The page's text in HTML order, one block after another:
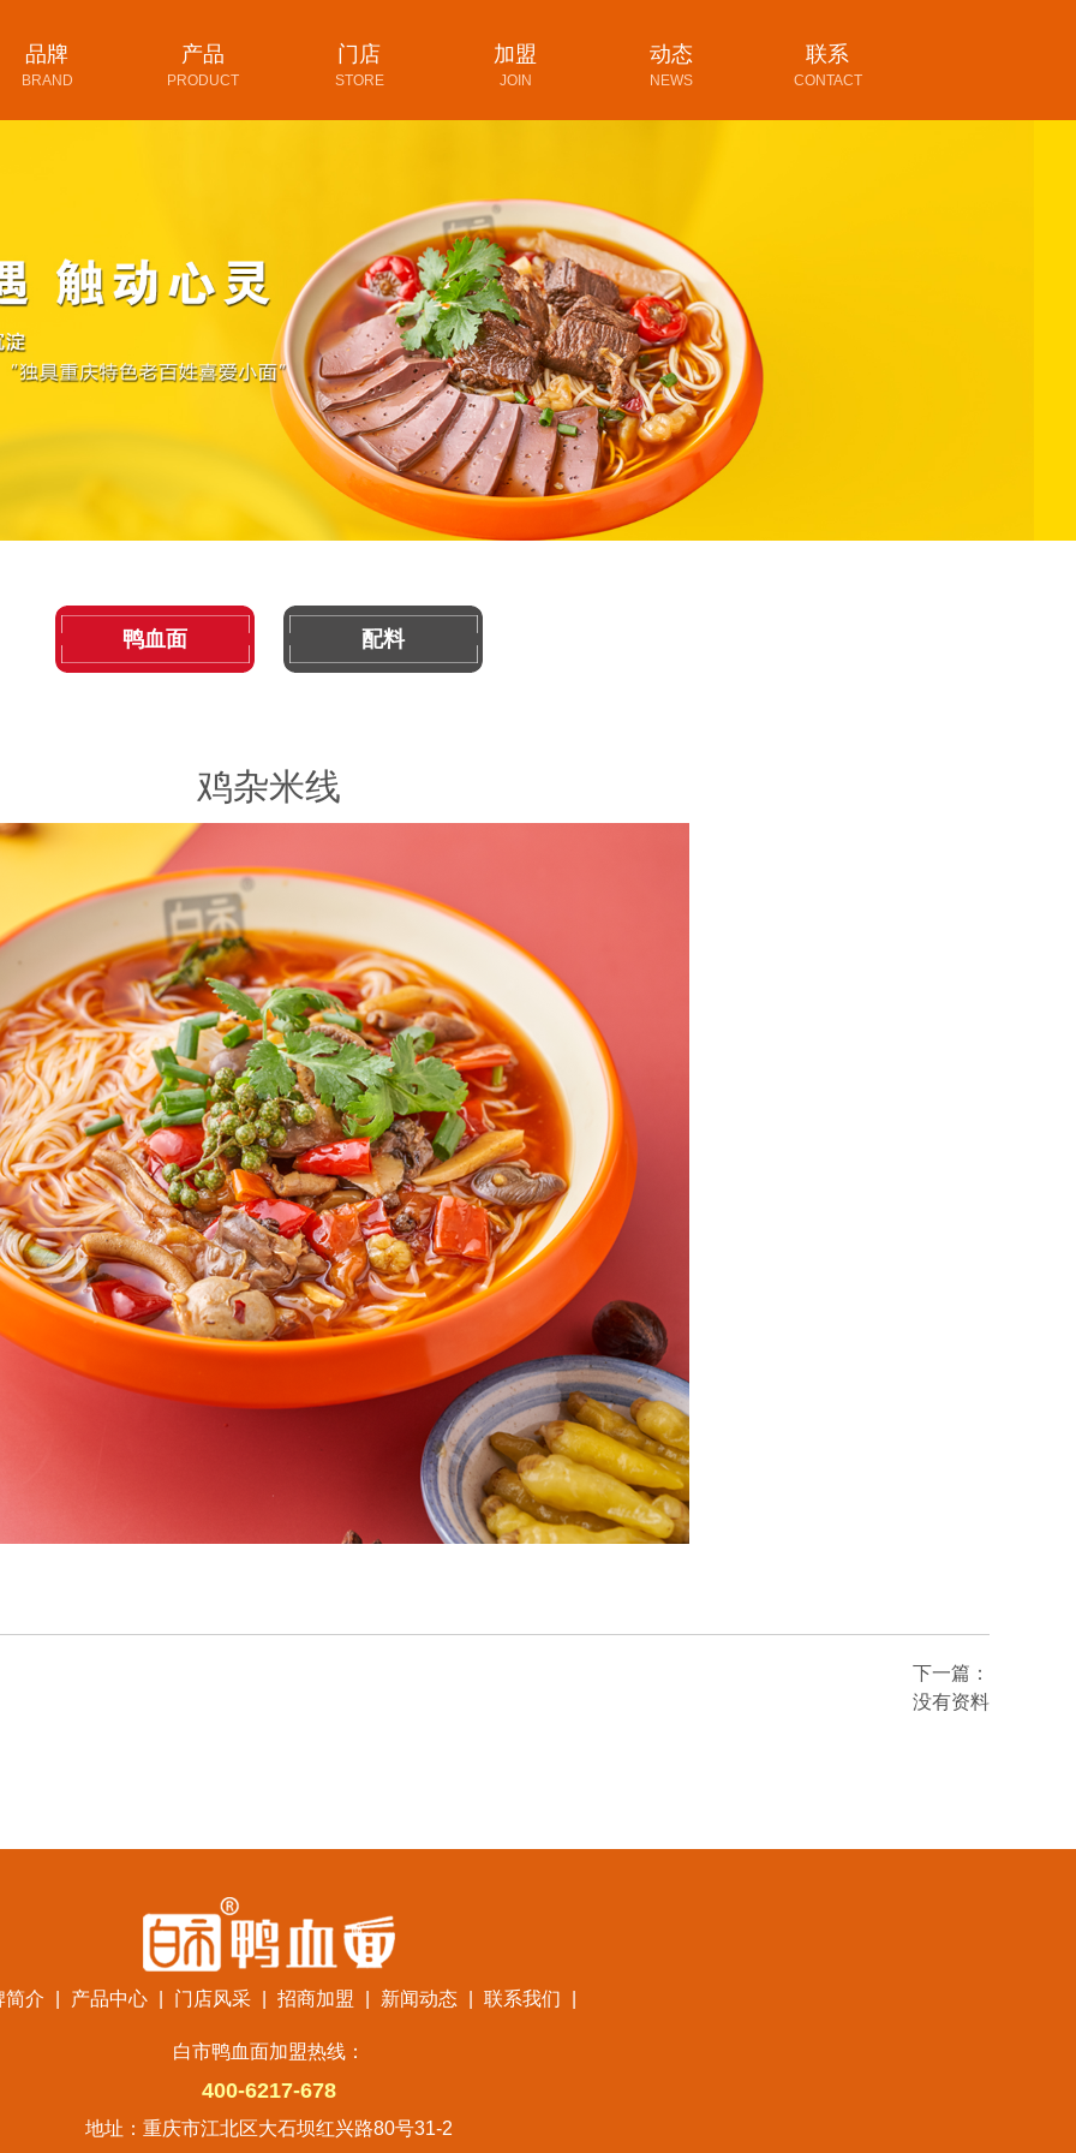
品牌
BRAND
产品
PRODUCT
门店
STORE
加盟
JOIN
动态
NEWS
联系
CONTACT
鸭血面 配料
鸡杂米线
下一篇：
没有资料
简介 产品中心 门店风采 招商加盟 新闻动态 联系我们
白市鸭血面加盟热线：
400-6217-678
地址：重庆市江北区大石坝红兴路80号31-2